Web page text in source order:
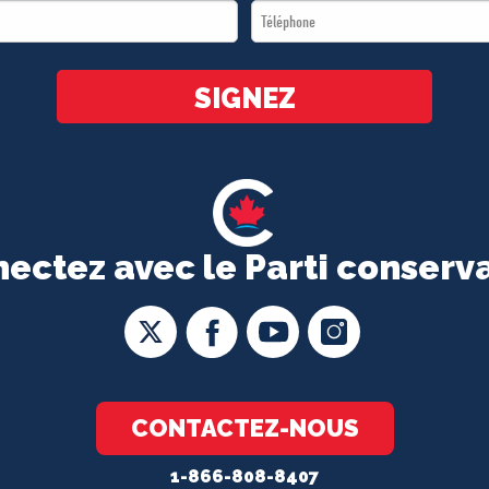
avec le Parti
CONTACTEZ-NOUS
1-866-808-8407
Téléphone
*
SIGNEZ